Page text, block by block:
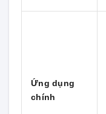
Ứng dụng
chính